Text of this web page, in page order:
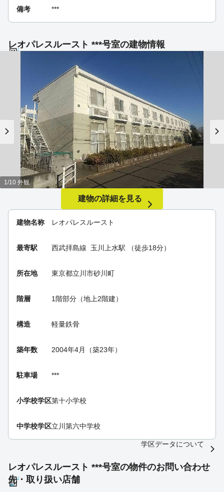
備考 ***
レオパレスルースト ***号室の建物情報
建物名称 レオパレスルースト
最寄駅 西武拝島線 玉川上水駅 （徒歩18分）
所在地 東京都立川市砂川町
階層 1階部分（地上2階建）
構造 軽量鉄骨
築年数 2004年4月（築23年）
駐車場 ***
小学校学区第十小学校
中学校学区立川第六中学校
1/10 外観
建物の詳細を見る
学区データについて
レオパレスルースト ***号室の物件のお問い合わせ
先・取り扱い店舗